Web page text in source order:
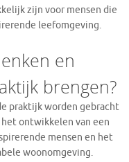
zijn voor mensen die
leefomgeving.
en
brengen?
praktijk worden gebracht
ontwikkelen van een
mensen en het
woonomgeving.